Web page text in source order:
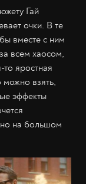
Гай
очки. В те
вместе с ним
всем хаосом,
то яростная
можно взять,
эффекты
на большом